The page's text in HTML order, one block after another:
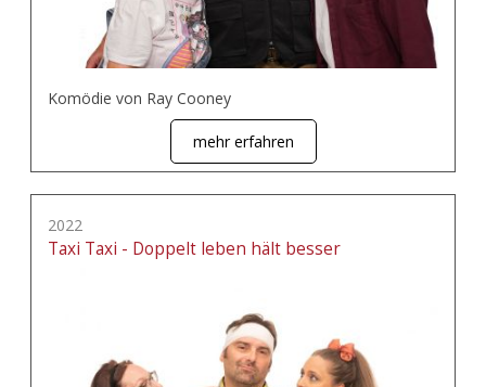
Komödie von Ray Cooney
mehr erfahren
2022
Taxi Taxi - Doppelt leben hält besser